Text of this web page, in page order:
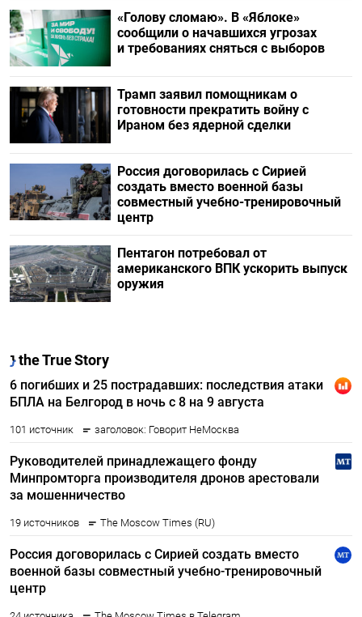
«Голову сломаю». В «Яблоке»
сообщили о начавшихся угрозах
и требованиях сняться с выборов
Трамп заявил помощникам о
готовности прекратить войну с
Ираном без ядерной сделки
Россия договорилась с Сирией
создать вместо военной базы
совместный учебно-тренировочный
центр
Пентагон потребовал от
американского ВПК ускорить выпуск
оружия